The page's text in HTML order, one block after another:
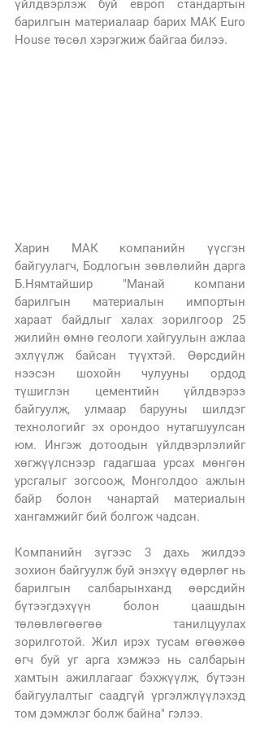
үйлдвэрлэж буй европ стандартын
барилгын материалаар барих MAK Euro
House төсөл хэрэгжиж байгаа билээ.
Харин МАК компанийн үүсгэн
байгуулагч, Бодлогын зөвлөлийн дарга
Б.Нямтайшир "Манай компани
барилгын материалын импортын
хараат байдлыг халах зорилгоор 25
жилийн өмнө геологи хайгуулын ажлаа
эхлүүлж байсан түүхтэй. Өөрсдийн
нээсэн шохойн чулууны ордод
түшиглэн цементийн үйлдвэрээ
байгуулж, улмаар барууны шилдэг
технологийг эх орондоо нутагшуулсан
юм. Ингэж дотоодын үйлдвэрлэлийг
хөгжүүлснээр гадагшаа урсах мөнгөн
урсгалыг зогсоож, Монголдоо ажлын
байр болон чанартай материалын
хангамжийг бий болгож чадсан.
Компанийн зүгээс 3 дахь жилдээ
зохион байгуулж буй энэхүү өдөрлөг нь
барилгын салбарынханд өөрсдийн
бүтээгдэхүүн болон цаашдын
төлөвлөгөөгөө танилцуулах
зорилготой. Жил ирэх тусам өгөөжөө
өгч буй уг арга хэмжээ нь салбарын
хамтын ажиллагааг бэхжүүлж, бүтээн
байгуулалтыг саадгүй үргэлжлүүлэхэд
том дэмжлэг болж байна" гэлээ.